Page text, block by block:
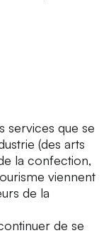
services que se
(des arts
la confection,
viennent
de la
de se